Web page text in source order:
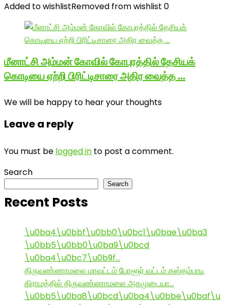
Added to wishlistRemoved from wishlist 0
மீனாட்சி அம்மன் கோவில் கோபுரத்தில் தேசியக்
கொடியை ஏற்றி பிரிட்டிசாரை அதிர வைத்த …
We will be happy to hear your thoughts
Leave a reply
You must be logged in to post a comment.
Search
Search
Recent Posts
\u0ba4\u0bbf\u0bb0\u0bc1\u0bae\u0ba3
\u0bb5\u0bb0\u0ba9\u0bcd
\u0ba4\u0bc7\u0b9f…
திருவண்ணாமலை மாவட்டம் போளூர் வட்டம் கஸ்தம்பாடி
கிராமத்தில் திருவண்ணாமலை அகமுடையா…
\u0bb5\u0ba8\u0bcd\u0ba4\u0bbe\u0baf\u